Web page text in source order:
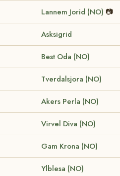
Lannem Jorid (NO) 📷
Asksigrid
Best Oda (NO)
Tverdalsjora (NO)
Akers Perla (NO)
Virvel Diva (NO)
Gam Krona (NO)
Ylblesa (NO)